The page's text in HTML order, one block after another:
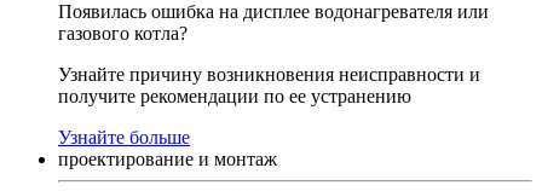
Появилась ошибка на дисплее водонагревателя или
газового котла?
Узнайте причину возникновения неисправности и
получите рекомендации по ее устранению
Узнайте больше
проектирование и монтаж